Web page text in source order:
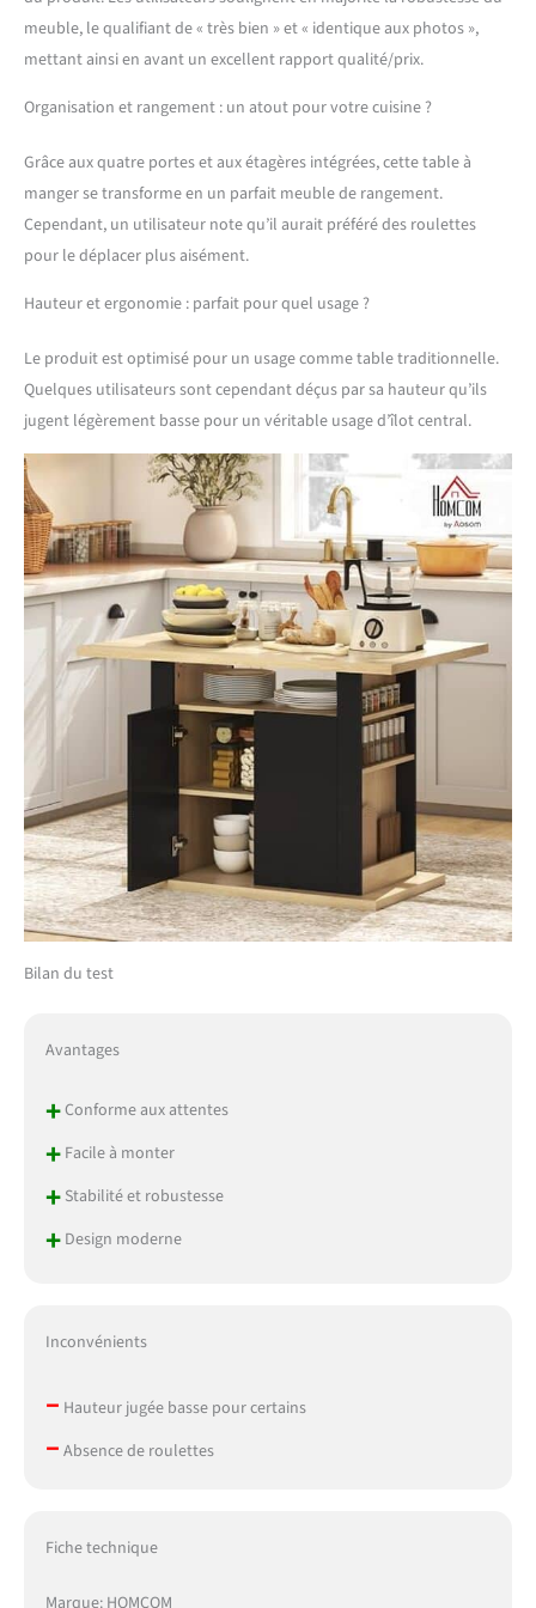
conservant votre plan de
travail principal bien
dégagé et ordonné.
PLACARD DISSIMULÉ AVEC
ÉTAGÈRE RÉGLABLE :
Cachez vos casseroles
volumineuses et petits
appareils derrière le
placard à 4 portes. Avec
îlot de cuisine vous offre
flexible et
personnalisable, idéal
pour répondre à vos
besoins spécifiques.
ÉCONOMISEUR D'ESPACE
MODERNE BICOLORE :
Parfait pour les espaces
réduits, cet îlot de cuisine
combine une esthétique
contemporaine en chêne
et noir qui s'intègre
harmonieusement dans
tout appartement. C'est
une solution pratique et
élégante pour maximiser
l'utilité des petites salles à
manger tout en ajoutant
une touche de modernité.
STRUCTURE SOLIDE ET
GRANDE STABILITÉ :
Conçu en panneau de
particules robuste avec
une base large et stable,
cet îlot de cuisine fixe
meuble, le qualifiant de « très bien » et « identique aux photos »,
mettant ainsi en avant un excellent rapport qualité/prix.
Organisation et rangement : un atout pour votre cuisine ?
Grâce aux quatre portes et aux étagères intégrées, cette table à
manger se transforme en un parfait meuble de rangement.
Cependant, un utilisateur note qu’il aurait préféré des roulettes
pour le déplacer plus aisément.
Hauteur et ergonomie : parfait pour quel usage ?
Le produit est optimisé pour un usage comme table traditionnelle.
Quelques utilisateurs sont cependant déçus par sa hauteur qu’ils
jugent légèrement basse pour un véritable usage d’îlot central.
Bilan du test
Avantages
+Conforme aux attentes
+Facile à monter
+Stabilité et robustesse
+Design moderne
Inconvénients
– Hauteur jugée basse pour certains
– Absence de roulettes
Fiche technique
Marque: HOMCOM